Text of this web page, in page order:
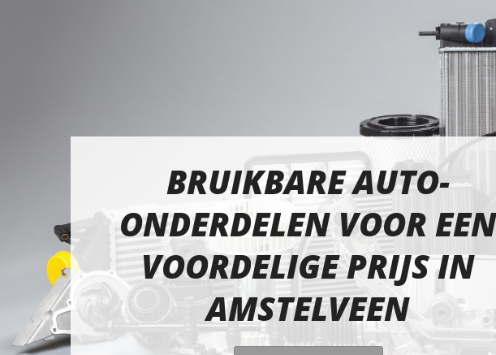
BRUIKBARE AUTO-
ONDERDELEN VOOR EEN
VOORDELIGE PRIJS IN
AMSTELVEEN